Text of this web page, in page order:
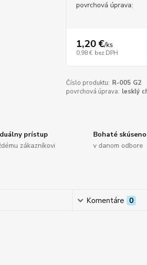
povrchová úprava:
1,20 €/ks
0,98 € bez DPH
Číslo produktu: R-005 G2
povrchová úprava: lesklý
prístup
zákazníkovi
Bohaté
v danom odbore
Komentáre 0